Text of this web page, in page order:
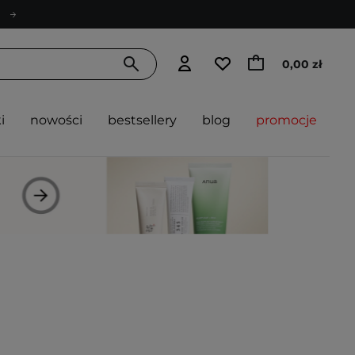
0,00 zł
nowości bestsellery blog promocje